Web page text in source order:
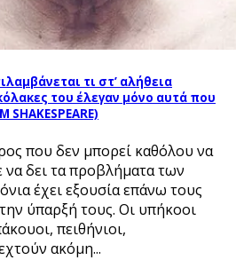
τι στ’ αλήθεια
του έλεγαν μόνο αυτά που
SHAKESPEARE)
που δεν μπορεί καθόλου να
να δει τα προβλήματα των
έχει εξουσία επάνω τους
ύπαρξή τους. Οι υπήκοοι
πειθήνιοι,
ακόμη...